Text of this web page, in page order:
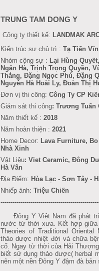
TRUNG TAM DONG Y
Công ty thiết kế: LANDMAK
Kiến trúc sư chủ trì : Tạ Tiến
Nhóm cộng sự : Lại Hùng
Ngân Hà, Trịnh Trọng Quyền,
Thắng, Đặng Ngọc Phú, Đặng
Nguyễn Hà Hoài Ly, Đoàn Thị
Đơn vị thi công: Công Ty CP
Giám sát thi công: Trương Tuấn
Năm thiết kế : 2018
Năm hoàn thiện : 2021
Home Decor: Lava Furniture,
Nhà Xinh
Vật Liệu: Viet Ceramic, Đông
Hà Vân
Địa Điểm: Hòa Lạc - Sơn Tây -
Nhiếp ảnh: Triệu Chiến
Đông Y Việt Nam đã phát
nước từ thời xưa. Kết hợp giữa
Theories of Traditional Oriental
thảo dược nhiệt đới và chữa
cổ. Ngay từ thời của Hải
biết sử dụng thảo dược( herbal
nên một nền Đông Y đậm đà bản